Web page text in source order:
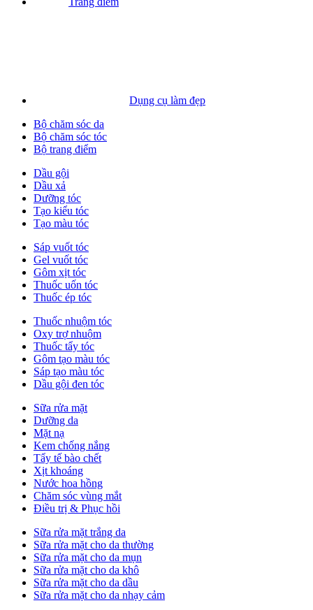
Dụng cụ làm đẹp
Bộ chăm sóc da
Bộ chăm sóc tóc
Bộ trang điểm
Dầu gội
Dầu xả
Dưỡng tóc
Tạo kiểu tóc
Tạo màu tóc
Sáp vuốt tóc
Gel vuốt tóc
Gôm xịt tóc
Thuốc uốn tóc
Thuốc ép tóc
Thuốc nhuộm tóc
Oxy trợ nhuộm
Thuốc tẩy tóc
Gôm tạo màu tóc
Sáp tạo màu tóc
Dầu gội đen tóc
Sữa rửa mặt
Dưỡng da
Mặt nạ
Kem chống nắng
Tẩy tế bào chết
Xịt khoáng
Nước hoa hồng
Chăm sóc vùng mắt
Điều trị & Phục hồi
Sữa rửa mặt trắng da
Sữa rửa mặt cho da thường
Sữa rửa mặt cho da mụn
Sữa rửa mặt cho da khô
Sữa rửa mặt cho da dầu
Sữa rửa mặt cho da nhạy cảm